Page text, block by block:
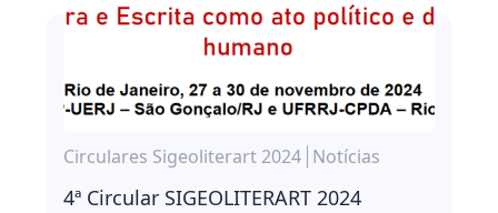
Circulares Sigeoliterart 2024 Notícias
4ª Circular SIGEOLITERART 2024